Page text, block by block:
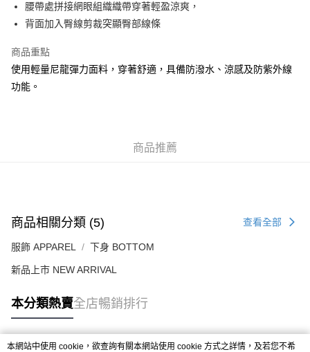
送貨方式
每筆HK$50.00，滿HK$499.00或以上免運費
付款後順豐合作便利店
每筆HK$50.00，滿HK$499.00或以上免運費
腰帶處拼接網眼組織織帶穿著輕盈涼爽，
背面加入臀線剪裁突顯臀部線條
商品重點
使用輕量尼龍彈力面料，穿著舒適，具備防潑水、涼感及防紫外線
功能。
商品推薦
商品相關分類 (5) 查看全部
服飾 APPAREL 下身 BOTTOM
新品上市 NEW ARRIVAL
本分類熱賣全店暢銷排行
本網站中使用 cookie，欲查詢有關本網站使用 cookie 方式之詳情，及若您不希